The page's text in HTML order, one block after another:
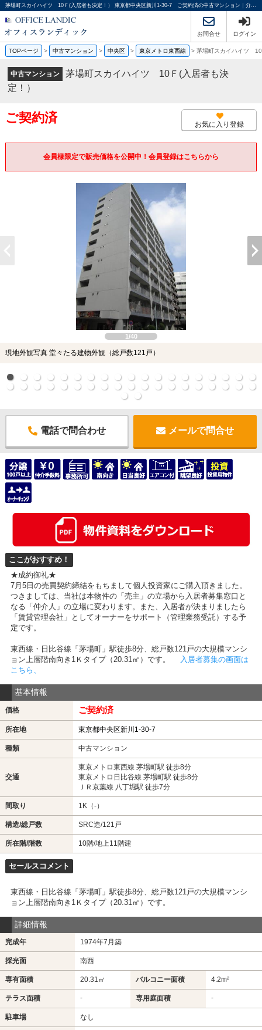
茅場町スカイハイツ 10Ｆ(入居者も決定！） 東京都中央区新川1-30-7 ご契約済の中古マンション｜分譲マンション情報｜オフィスランディック株式会社
お問合せ ログイン
TOPページ > 中古マンション > 中央区 > 東京メトロ東西線 > 茅場町スカイハイツ 10
中古マンション
茅場町スカイハイツ 10Ｆ(入居者も決
定！）
ご契約済 お気に入り登録
会員様限定で販売価格を公開中！会員登録はこちらから
1/40
現地外観写真 堂々たる建物外観（総戸数121戸）
電話で問合わせ メールで問合せ
ここがおすすめ！
★成約御礼★
7月5日の売買契約締結をもちまして個人投資家にご購入頂きました。
つきましては、当社は本物件の「売主」の立場から入居者募集窓口と
なる「仲介人」の立場に変わります。また、入居者が決まりましたら
「賃貸管理会社」としてオーナーをサポート（管理業務受託）する予
定です。
東西線・日比谷線「茅場町」駅徒歩8分、総戸数121戸の大規模マンシ
ョン上層階南向き1Ｋタイプ（20.31㎡）です。
入居者募集の画面は
こちら、
基本情報
価格 ご契約済
所在地 東京都中央区新川1-30-7
種類 中古マンション
交通
東京メトロ東西線 茅場町駅 徒歩8分
東京メトロ日比谷線 茅場町駅 徒歩8分
ＪＲ京葉線 八丁堀駅 徒歩7分
間取り 1K（-）
構造/総戸数 SRC造/121戸
所在階/階数 10階/地上11階建
セールスコメント
東西線・日比谷線「茅場町」駅徒歩8分、総戸数121戸の大規模マンシ
ョン上層階南向き1Ｋタイプ（20.31㎡）です。
詳細情報
完成年 1974年7月築
採光面 南西
専有面積 20.31㎡ バルコニー面積 4.2m²
テラス面積 - 専用庭面積 -
駐車場 なし